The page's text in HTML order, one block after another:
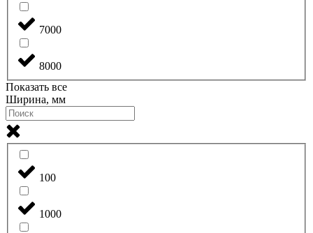
7000
8000
Показать все
Ширина, мм
100
1000